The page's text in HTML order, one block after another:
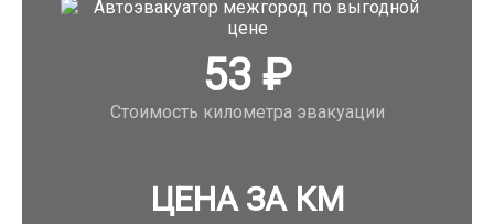
53₽
Стоимость километра эвакуации
ЦЕНА ЗА КМ